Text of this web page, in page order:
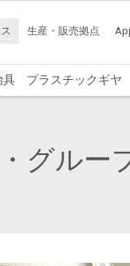
生産・販売拠点
具 プラスチックギヤ
グル